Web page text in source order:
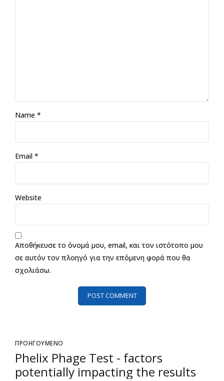
Name *
Email *
Website
Αποθήκευσε το όνομά μου, email, και τον ιστότοπο μου
σε αυτόν τον πλοηγό για την επόμενη φορά που θα
σχολιάσω.
POST COMMENT
ΠΡΟΗΓΟΥΜΕΝΟ
Phelix Phage Test - factors
potentially impacting the results